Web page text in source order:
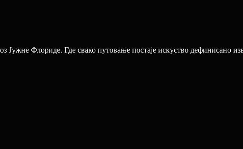
Јужне Флориде. Где свако путовање постаје искуство дефинисано